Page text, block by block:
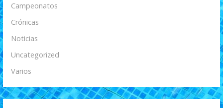
Campeonatos
Crónicas
Noticias
Uncategorized
Varios